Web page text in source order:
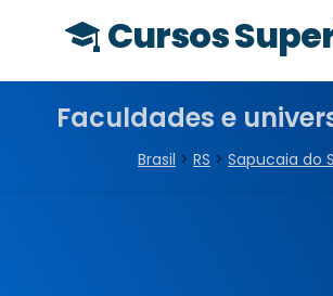
Cursos
Faculdades e
Brasil > RS > Sapucaia do